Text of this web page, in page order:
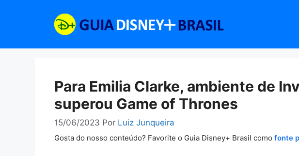
Para Emilia Clarke, ambiente de
superou Game of Thrones
15/06/2023 Por Luiz Junqueira
Gosta do nosso conteúdo? Favorite o Guia Disney+ Brasil como fonte